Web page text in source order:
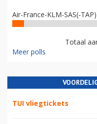
Air-France-KLM-SAS(-TAP)
Totaal
Meer polls
TUI vliegtickets